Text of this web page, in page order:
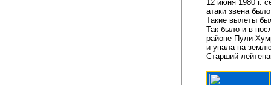
12 июня 1980 г.
атаки звена
Такие вылеты
Так было и в
районе Пули-
и упала на
Старший